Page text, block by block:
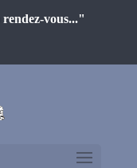
vous..."